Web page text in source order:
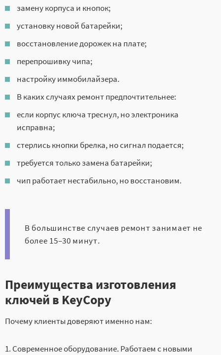
замену корпуса и кнопок;
установку новой батарейки;
восстановление дорожек на плате;
перепрошивку чипа;
настройку иммобилайзера.
В каких случаях ремонт предпочтительнее:
если корпус ключа треснул, но электроника
исправна;
стерлись кнопки брелка, но сигнал подается;
требуется только замена батарейки;
чип работает нестабильно, но восстановим.
В большинстве случаев ремонт занимает не
более 15–30 минут.
Преимущества изготовления
ключей в KeyCopy
Почему клиенты доверяют именно нам:
Современное оборудование. Работаем с новыми